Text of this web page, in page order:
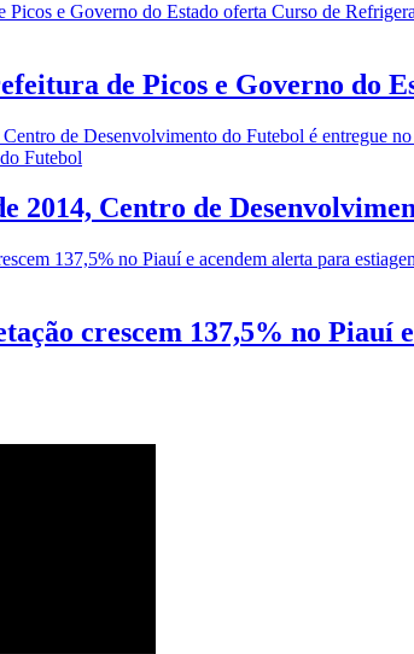
de Picos e Governo do
Futebol
2014, Centro de
crescem 137,5% no Piauí